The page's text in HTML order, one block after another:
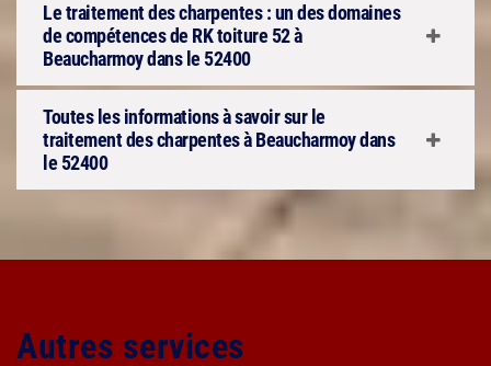
Le traitement des charpentes : un des domaines
de compétences de RK toiture 52 à
Beaucharmoy dans le 52400
Toutes les informations à savoir sur le
traitement des charpentes à Beaucharmoy dans
le 52400
Autres services